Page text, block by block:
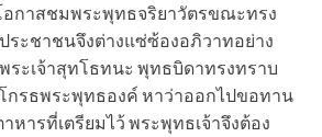
อกาสชมพระพุทธจริยาวัตรขณะทรง
ระชาชนจึงต่างแซ่ซ้องอภิวาทอย่าง
ระเจ้าสุทโธทนะ พุทธบิดาทรงทราบ
โกรธพระพุทธองค์ หาว่าออกไปขอทาน
หารที่เตรียมไว้ พระพุทธเจ้าจึงต้อง